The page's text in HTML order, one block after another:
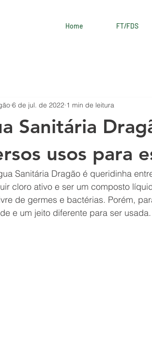
Home FT/FDS
Sanitária
usos para
6 de jul. de 2022 1 min de leitura
Sanitária Dragão é queridinha
cloro ativo e ser um composto
de germes e bactérias. Porém,
e um jeito diferente para ser usada.